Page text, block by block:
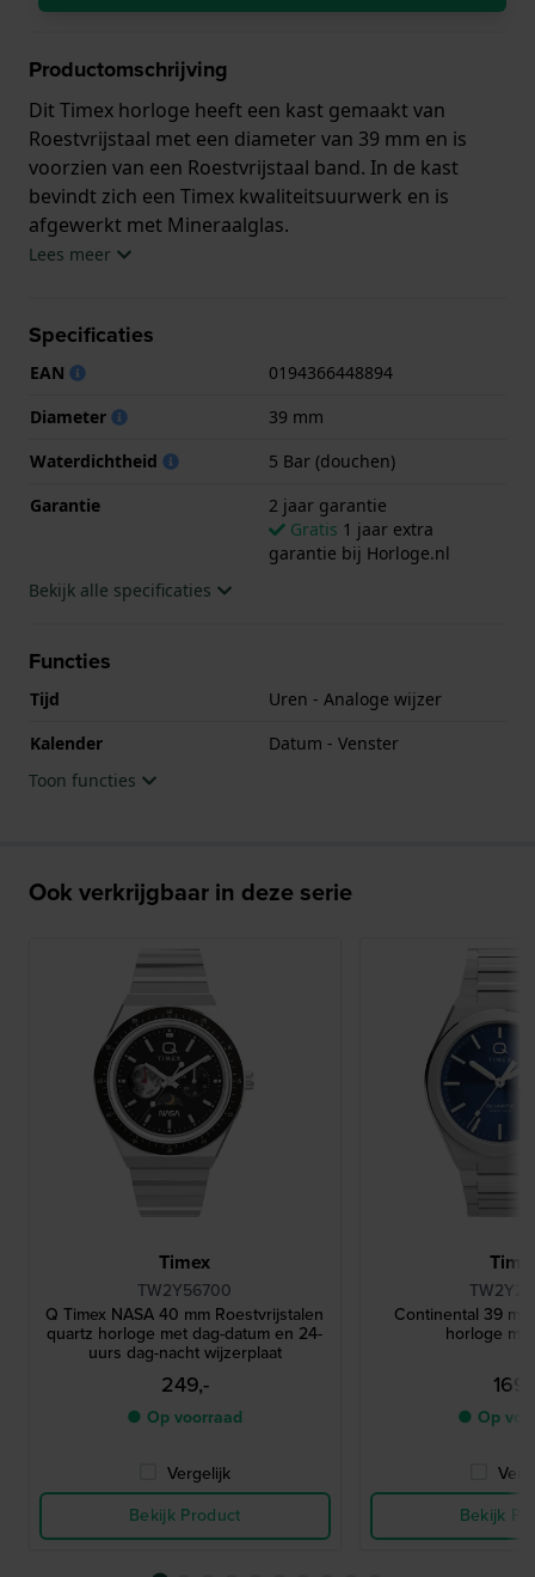
Productomschrijving
Dit Timex horloge heeft een kast gemaakt van
Roestvrijstaal met een diameter van 39 mm en is
voorzien van een Roestvrijstaal band. In de kast
bevindt zich een Timex kwaliteitsuurwerk en is
afgewerkt met Mineraalglas.
horloge geleverd met 2 jaar garantie.
Lees meer
Specificaties
EAN
0194366448894
Diameter
39 mm
Waterdichtheid
5 Bar (douchen)
Garantie
2 jaar garantie
Gratis 1 jaar extra
garantie bij Horloge.nl
Bekijk alle specificaties
Functies
Tijd
Uren - Analoge wijzer
Kalender
Datum - Venster
Toon functies
Ook verkrijgbaar in deze serie
Timex
TW2Y56700
Q Timex NASA 40 mm Roestvrijstalen
quartz horloge met dag-datum en 24-
uurs dag-nacht wijzerplaat
249,-
● Op voorraad
Vergelijk
Bekijk Product
Continental 39
horloge
● Op
Bekijk